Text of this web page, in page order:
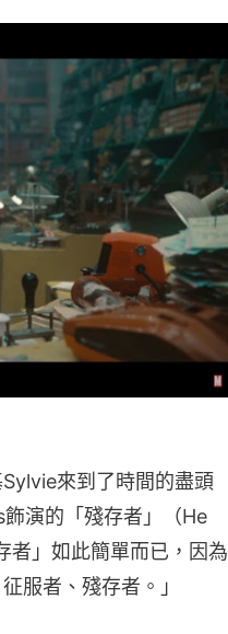
來到了時間的盡頭
演的「殘存者」（He
者」如此簡單而已，因為
服者、殘存者。」